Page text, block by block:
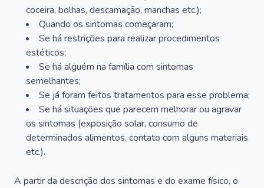
coceira, bolhas, descamação, manchas etc.);
Quando os sintomas começaram;
Se há restrições para realizar procedimentos
estéticos;
Se há alguém na família com sintomas
semelhantes;
Se já foram feitos tratamentos para esse problema;
Se há situações que parecem melhorar ou agravar
os sintomas (exposição solar, consumo de
determinados alimentos, contato com alguns materiais
etc.).
A partir da descrição dos sintomas e do exame físico, o